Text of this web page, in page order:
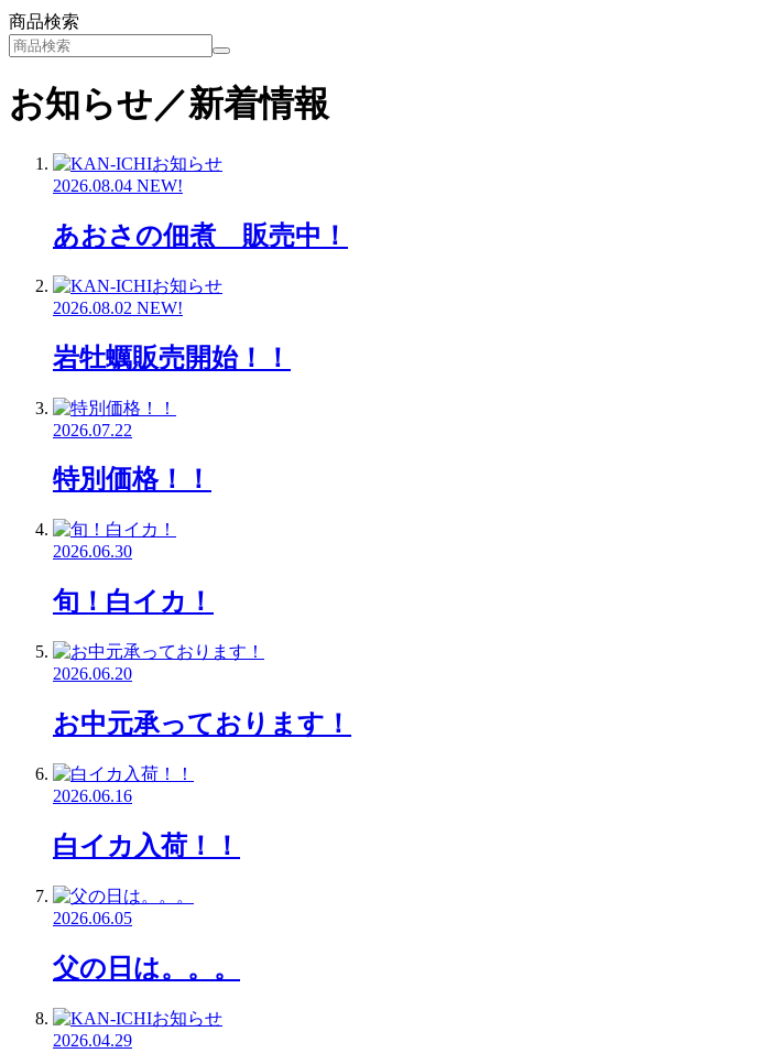
商品検索
検
す
る
お知らせ／新着情報
2026.08.04 NEW!
あおさの佃煮 販売中！
2026.08.02 NEW!
岩牡蠣販売開始！！
2026.07.22
特別価格！！
2026.06.30
旬！白イカ！
2026.06.20
お中元承っております！
2026.06.16
白イカ入荷！！
2026.06.05
父の日は。。。
2026.04.29